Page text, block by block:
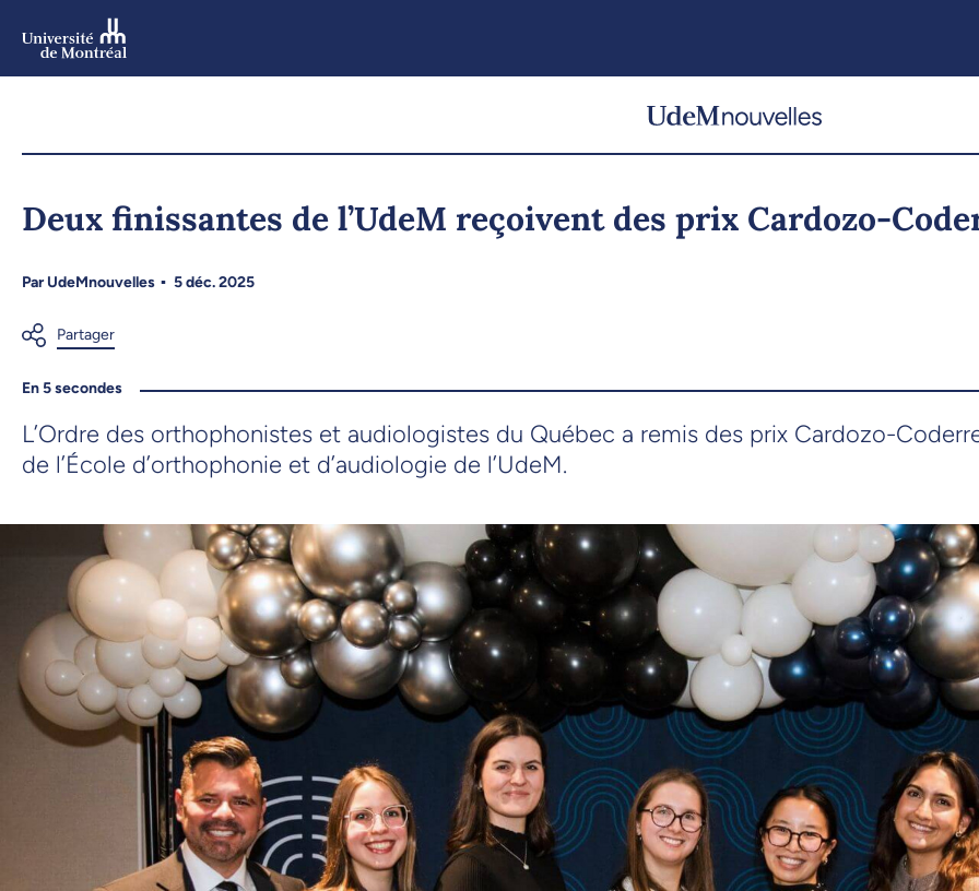
Deux finissantes de l’UdeM reçoivent des prix Cardozo-
ParUdeMnouvelles 5 déc. 2025
En 5 secondes
L’Ordre des orthophonistes et audiologistes du Québec a remis des prix Cardozo-
de l’École d’orthophonie et d’audiologie de l’UdeM.